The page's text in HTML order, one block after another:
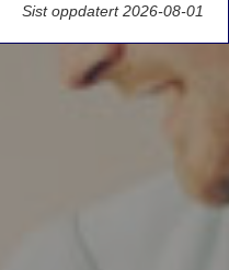
Sist oppdatert 2026-08-01